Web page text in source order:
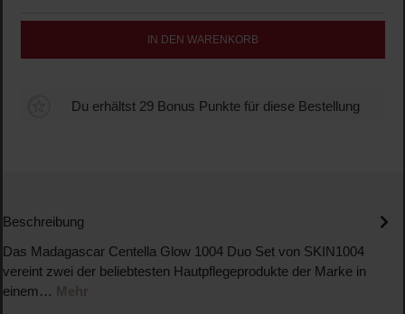
IN DEN WARENKORB
Du erhältst 29 Bonus Punkte für diese Bestellung
Beschreibung
Das Madagascar Centella Glow 1004 Duo Set von SKIN1004
vereint zwei der beliebtesten Hautpflegeprodukte der Marke in
einem… Mehr